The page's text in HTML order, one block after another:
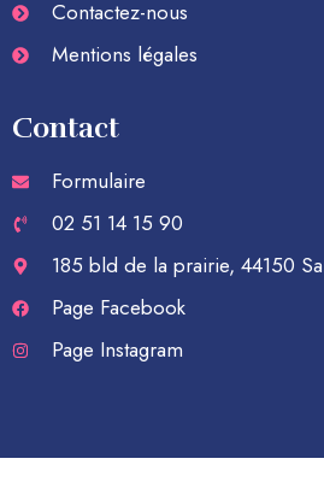
Contactez-nous
Mentions légales
Contact
Formulaire
02 51 14 15 90
185 bld de la prairie, 44150
Page Facebook
Page Instagram